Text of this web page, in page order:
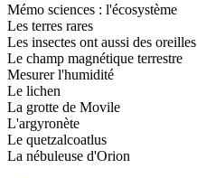
Mémo sciences : l'écosystème
Les terres rares
Les insectes ont aussi des oreilles
Le champ magnétique terrestre
Mesurer l'humidité
Le lichen
La grotte de Movile
L'argyronète
Le quetzalcoatlus
La nébuleuse d'Orion